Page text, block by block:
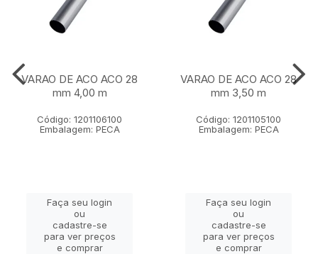
VARAO DE ACO ACO 28
mm 4,00 m
Código: 1201106100
Embalagem: PECA
Faça seu login
ou
cadastre-se
para ver preços
e comprar
VARAO DE ACO ACO 28
mm 3,50 m
Código: 1201105100
Embalagem: PECA
Faça seu login
ou
cadastre-se
para ver preços
e comprar